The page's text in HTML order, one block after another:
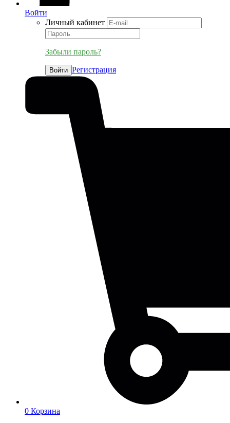
Войти
Личный кабинет
Забыли пароль?
Войти Регистрация
0 Корзина